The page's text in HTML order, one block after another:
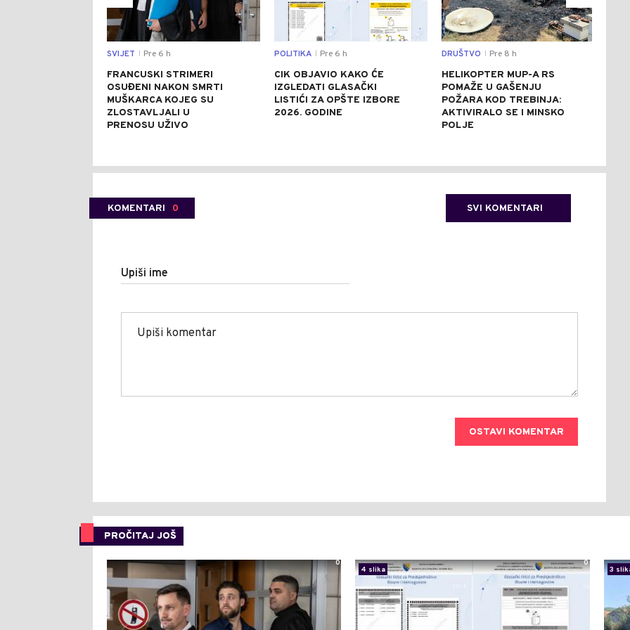
SVIJET Pre 6 h
FRANCUSKI STRIMERI
OSUĐENI NAKON SMRTI
MUŠKARCA KOJEG SU
ZLOSTAVLJALI U
PRENOSU UŽIVO
POLITIKA Pre 6 h
CIK OBJAVIO KAKO ĆE
IZGLEDATI GLASAČKI
LISTIĆI ZA OPŠTE IZBORE
2026. GODINE
DRUŠTVO Pre 8 h
HELIKOPTER MUP-A RS
POMAŽE U GAŠENJU
POŽARA KOD TREBINJA:
AKTIVIRALO SE I MINSKO
POLJE
KOMENTARI 0 SVI KOMENTARI
Upiši ime
OSTAVI KOMENTAR
PROČITAJ JOŠ
0
4 slika
0
3